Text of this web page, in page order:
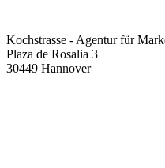
Kochstrasse - Agentur für
Plaza de Rosalia 3
30449 Hannover